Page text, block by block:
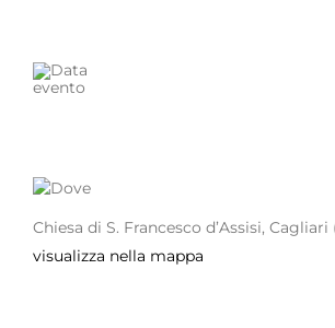
Chiesa di S. Francesco d’Assisi, Cagliari
visualizza nella mappa